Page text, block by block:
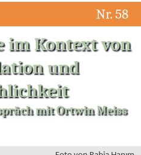
Nr. 58
im Kontext von
und
mit Ortwin Meiss